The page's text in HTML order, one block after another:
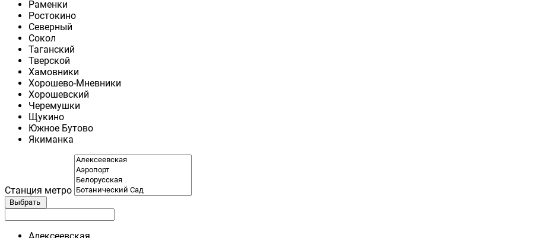
Раменки
Ростокино
Северный
Сокол
Таганский
Тверской
Хамовники
Хорошево-Мневники
Хорошевский
Черемушки
Щукино
Южное Бутово
Якиманка
Станция метро
Выбрать